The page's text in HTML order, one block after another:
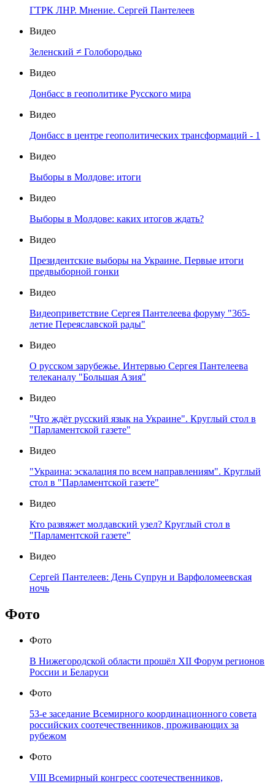
ГТРК ЛНР. Мнение. Сергей Пантелеев
Видео
Зеленский ≠ Голобородько
Видео
Донбасс в геополитике Русского мира
Видео
Донбасс в центре геополитических трансформаций - 1
Видео
Выборы в Молдове: итоги
Видео
Выборы в Молдове: каких итогов ждать?
Видео
Президентские выборы на Украине. Первые итоги
предвыборной гонки
Видео
Видеоприветствие Сергея Пантелеева форуму "365-
летие Переяславской рады"
Видео
О русском зарубежье. Интервью Сергея Пантелеева
телеканалу "Большая Азия"
Видео
"Что ждёт русский язык на Украине". Круглый стол в
"Парламентской газете"
Видео
"Украина: эскалация по всем направлениям". Круглый
стол в "Парламентской газете"
Видео
Кто развяжет молдавский узел? Круглый стол в
"Парламентской газете"
Видео
Сергей Пантелеев: День Супрун и Варфоломеевская
ночь
Фото
Фото
В Нижегородской области прошёл XII Форум регионов
России и Беларуси
Фото
53-е заседание Всемирного координационного совета
российских соотечественников, проживающих за
рубежом
Фото
VIII Всемирный конгресс соотечественников,